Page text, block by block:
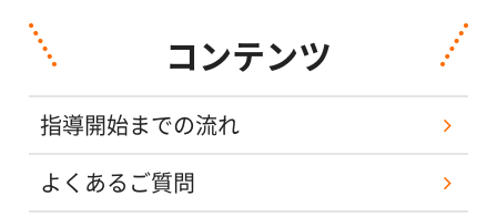
コンテンツ
指導開始までの流れ
よくあるご質問